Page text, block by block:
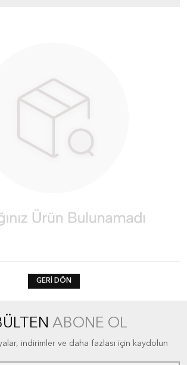
GERI DÖN
ABONE OL
indirimler ve daha fazlası için kaydolun